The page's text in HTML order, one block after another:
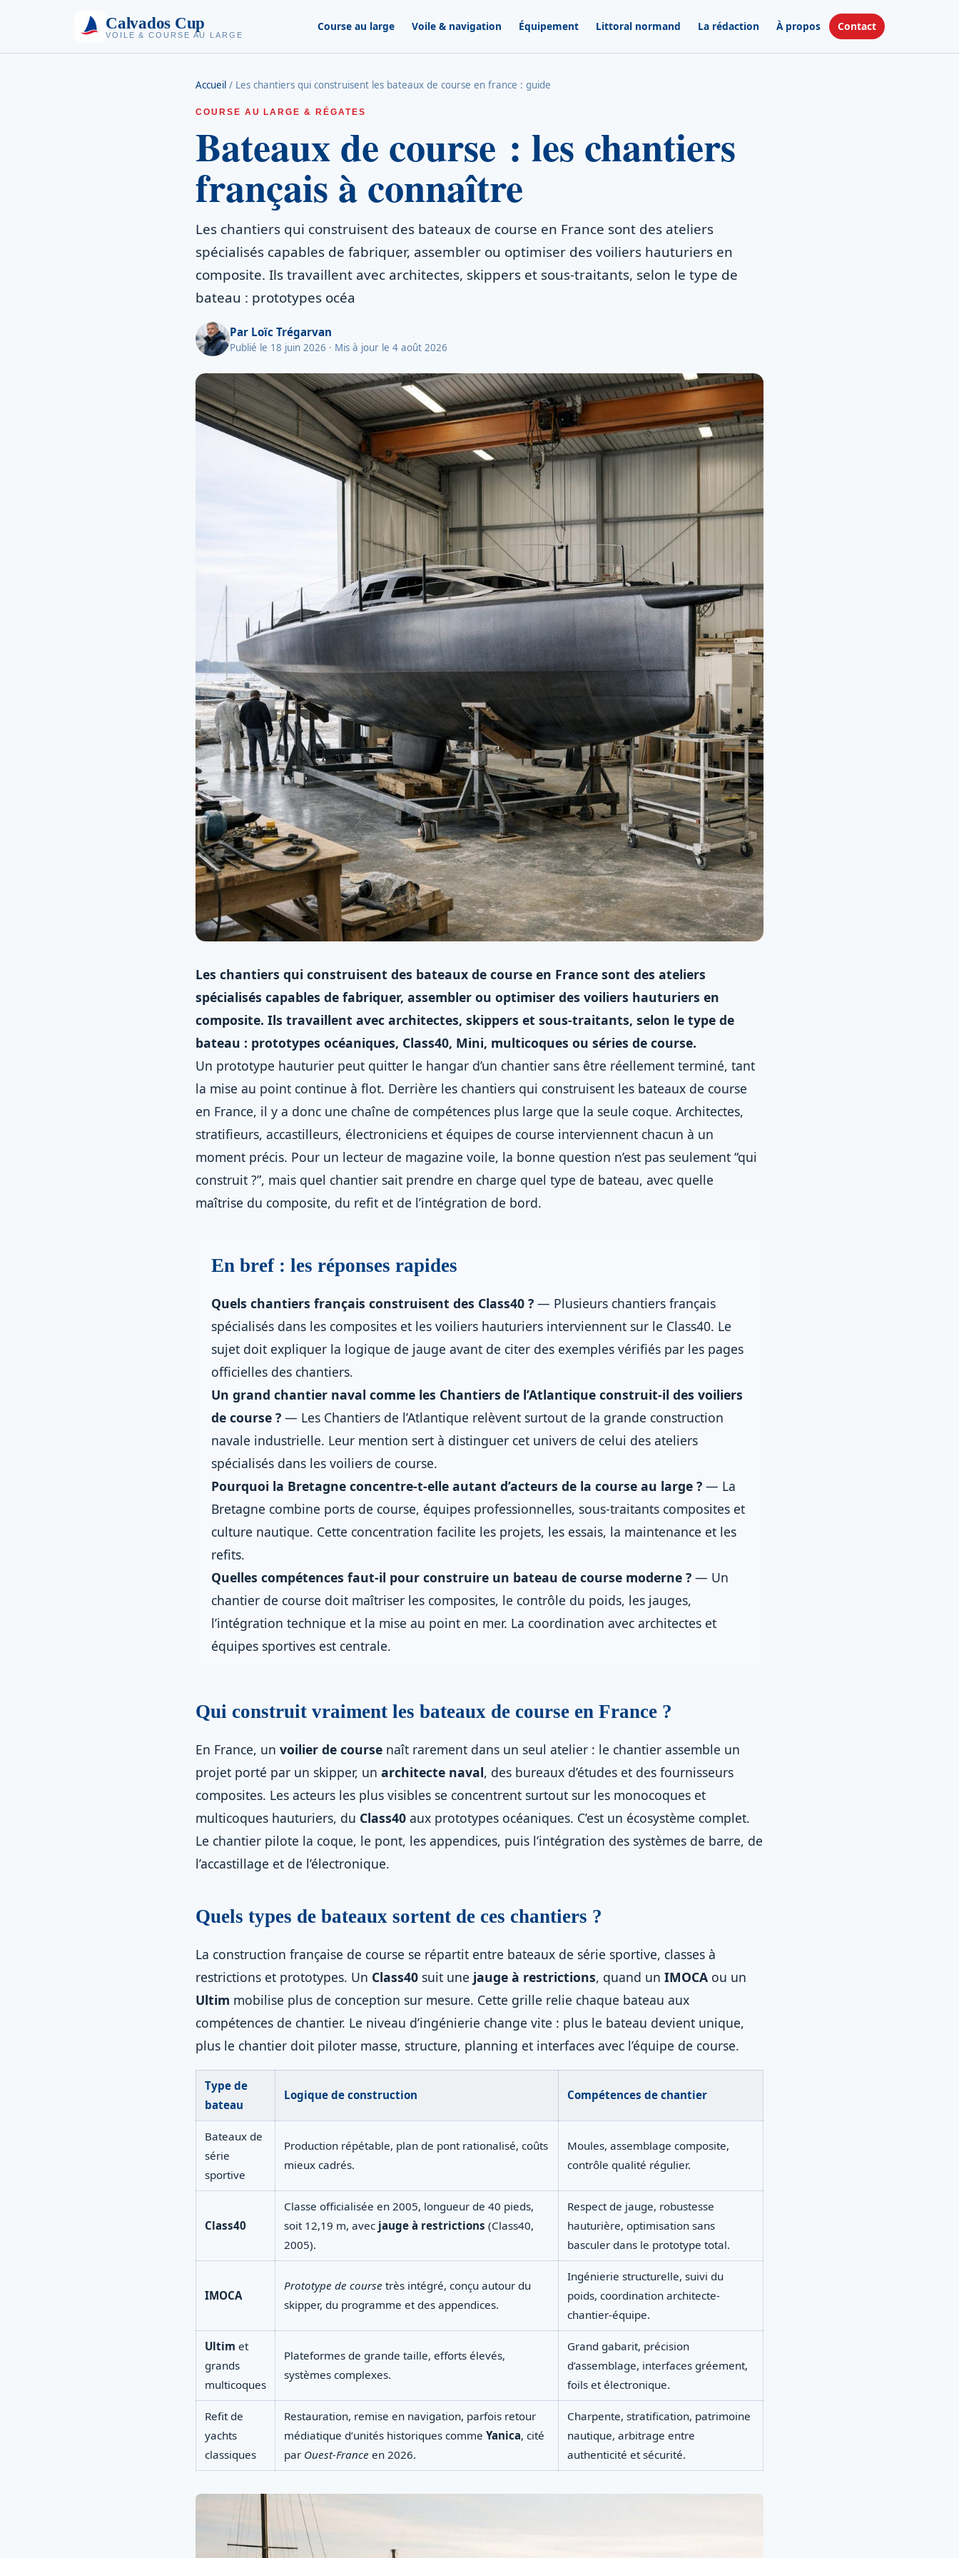
Calvados Cup
VOILE & COURSE AU LARGE
Course au large Voile & navigation Équipement Littoral normand La rédaction À propos Contact
Accueil / Les chantiers qui construisent les bateaux de course en france : guide
COURSE AU LARGE & RÉGATES
Bateaux de course : les chantiers
français à connaître
Les chantiers qui construisent des bateaux de course en France sont des ateliers
spécialisés capables de fabriquer, assembler ou optimiser des voiliers hauturiers en
composite. Ils travaillent avec architectes, skippers et sous-traitants, selon le type de
bateau : prototypes océa
Par Loïc Trégarvan
Publié le 18 juin 2026 · Mis à jour le 4 août 2026
Les chantiers qui construisent des bateaux de course en France sont des ateliers
spécialisés capables de fabriquer, assembler ou optimiser des voiliers hauturiers en
composite. Ils travaillent avec architectes, skippers et sous-traitants, selon le type de
bateau : prototypes océaniques, Class40, Mini, multicoques ou séries de course.
Un prototype hauturier peut quitter le hangar d’un chantier sans être réellement terminé, tant
la mise au point continue à flot. Derrière les chantiers qui construisent les bateaux de course
en France, il y a donc une chaîne de compétences plus large que la seule coque. Architectes,
stratifieurs, accastilleurs, électroniciens et équipes de course interviennent chacun à un
moment précis. Pour un lecteur de magazine voile, la bonne question n’est pas seulement “qui
construit ?”, mais quel chantier sait prendre en charge quel type de bateau, avec quelle
maîtrise du composite, du refit et de l’intégration de bord.
En bref : les réponses rapides
Quels chantiers français construisent des Class40 ? — Plusieurs chantiers français
spécialisés dans les composites et les voiliers hauturiers interviennent sur le Class40. Le
sujet doit expliquer la logique de jauge avant de citer des exemples vérifiés par les pages
officielles des chantiers.
Un grand chantier naval comme les Chantiers de l’Atlantique construit-il des voiliers
de course ? — Les Chantiers de l’Atlantique relèvent surtout de la grande construction
navale industrielle. Leur mention sert à distinguer cet univers de celui des ateliers
spécialisés dans les voiliers de course.
Pourquoi la Bretagne concentre-t-elle autant d’acteurs de la course au large ? — La
Bretagne combine ports de course, équipes professionnelles, sous-traitants composites et
culture nautique. Cette concentration facilite les projets, les essais, la maintenance et les
refits.
Quelles compétences faut-il pour construire un bateau de course moderne ? — Un
chantier de course doit maîtriser les composites, le contrôle du poids, les jauges,
l’intégration technique et la mise au point en mer. La coordination avec architectes et
équipes sportives est centrale.
Qui construit vraiment les bateaux de course en France ?
En France, un voilier de course naît rarement dans un seul atelier : le chantier assemble un
projet porté par un skipper, un architecte naval, des bureaux d’études et des fournisseurs
composites. Les acteurs les plus visibles se concentrent surtout sur les monocoques et
multicoques hauturiers, du Class40 aux prototypes océaniques. C’est un écosystème complet.
Le chantier pilote la coque, le pont, les appendices, puis l’intégration des systèmes de barre, de
l’accastillage et de l’électronique.
Quels types de bateaux sortent de ces chantiers ?
La construction française de course se répartit entre bateaux de série sportive, classes à
restrictions et prototypes. Un Class40 suit une jauge à restrictions, quand un IMOCA ou un
Ultim mobilise plus de conception sur mesure. Cette grille relie chaque bateau aux
compétences de chantier. Le niveau d’ingénierie change vite : plus le bateau devient unique,
plus le chantier doit piloter masse, structure, planning et interfaces avec l’équipe de course.
Type de
bateau
Logique de construction Compétences de chantier
Bateaux de
série
sportive
Production répétable, plan de pont rationalisé, coûts
mieux cadrés.
Moules, assemblage composite,
contrôle qualité régulier.
Class40
Classe officialisée en 2005, longueur de 40 pieds,
soit 12,19 m, avec jauge à restrictions (Class40,
2005).
Respect de jauge, robustesse
hauturière, optimisation sans
basculer dans le prototype total.
IMOCA
Prototype de course très intégré, conçu autour du
skipper, du programme et des appendices.
Ingénierie structurelle, suivi du
poids, coordination architecte-
chantier-équipe.
Ultim et
grands
multicoques
Plateformes de grande taille, efforts élevés,
systèmes complexes.
Grand gabarit, précision
d’assemblage, interfaces gréement,
foils et électronique.
Refit de
yachts
classiques
Restauration, remise en navigation, parfois retour
médiatique d’unités historiques comme Yanica, cité
par Ouest-France en 2026.
Charpente, stratification, patrimoine
nautique, arbitrage entre
authenticité et sécurité.